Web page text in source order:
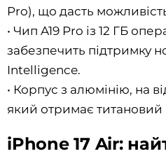
Pro), що дасть
• Чип A19 Pro із 12 ГБ
забезпечить підтримку
Intelligence.
• Корпус з алюмінію, на
який отримає титановий
iPhone 17 Air: